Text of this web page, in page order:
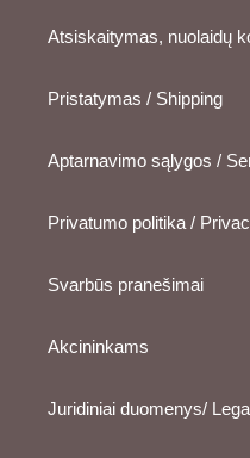
Atsiskaitymas, nuolaidų
Pristatymas / Shipping
Aptarnavimo sąlygos /
Privatumo politika /
Svarbūs pranešimai
Akcininkams
Juridiniai duomenys/